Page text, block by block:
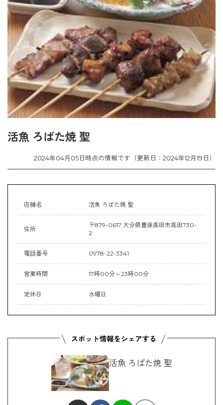
活魚 ろばた焼 聖
2024年04月05日時点の情報です（更新日：2024年12月19日）
店舗名 活魚 ろばた焼 聖
住所
〒879-0617 大分県豊後高田市高田730-
2
電話番号 0978-22-3341
営業時間 17時00分～23時00分
定休日 水曜日
活魚 ろばた焼 聖